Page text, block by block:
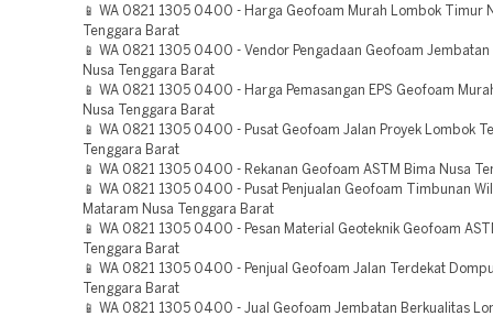
📱 WA 0821 1305 0400 - Harga Geofoam Murah Lombok Timur
Tenggara Barat
📱 WA 0821 1305 0400 - Vendor Pengadaan Geofoam Jembatan
Nusa Tenggara Barat
📱 WA 0821 1305 0400 - Harga Pemasangan EPS Geofoam
Nusa Tenggara Barat
📱 WA 0821 1305 0400 - Pusat Geofoam Jalan Proyek Lombok
Tenggara Barat
📱 WA 0821 1305 0400 - Rekanan Geofoam ASTM Bima Nusa
📱 WA 0821 1305 0400 - Pusat Penjualan Geofoam Timbunan
Mataram Nusa Tenggara Barat
📱 WA 0821 1305 0400 - Pesan Material Geoteknik Geofoam
Tenggara Barat
📱 WA 0821 1305 0400 - Penjual Geofoam Jalan Terdekat
Tenggara Barat
📱 WA 0821 1305 0400 - Jual Geofoam Jembatan Berkualitas